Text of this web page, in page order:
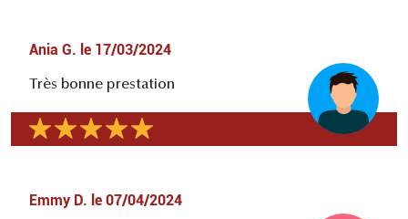
Ania G. le 17/03/2024
Très bonne prestation
Emmy D. le 07/04/2024